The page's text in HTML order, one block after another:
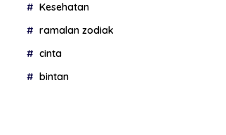
Kesehatan
ramalan zodiak
cinta
bintan